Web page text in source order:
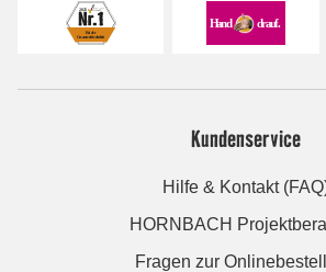
Kundenservice
Hilfe & Kontakt
HORNBACH
Fragen zur